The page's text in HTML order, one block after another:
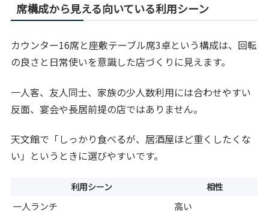
席構成から見える向いている利用シーン
カウンター16席と座敷テーブル席3卓という構成は、回転
の良さと日常使いを意識した店づくりに見えます。
一人客、友人同士、家族の少人数利用には合わせやすい
反面、宴会や長居前提の店ではありません。
天文館で「しっかり食べるが、居酒屋ほど重くしたくな
い」というときに選びやすいです。
利用シーン 相性
一人ランチ
高い